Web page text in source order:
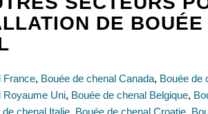
DE BOUÉE
France, Bouée de chenal Canada, Bouée de
Royaume Uni, Bouée de chenal Belgique,
de chenal Italie, Bouée de chenal Croatie,